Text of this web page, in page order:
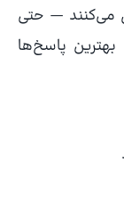
می‌کنند — حتی
پاسخ‌ها